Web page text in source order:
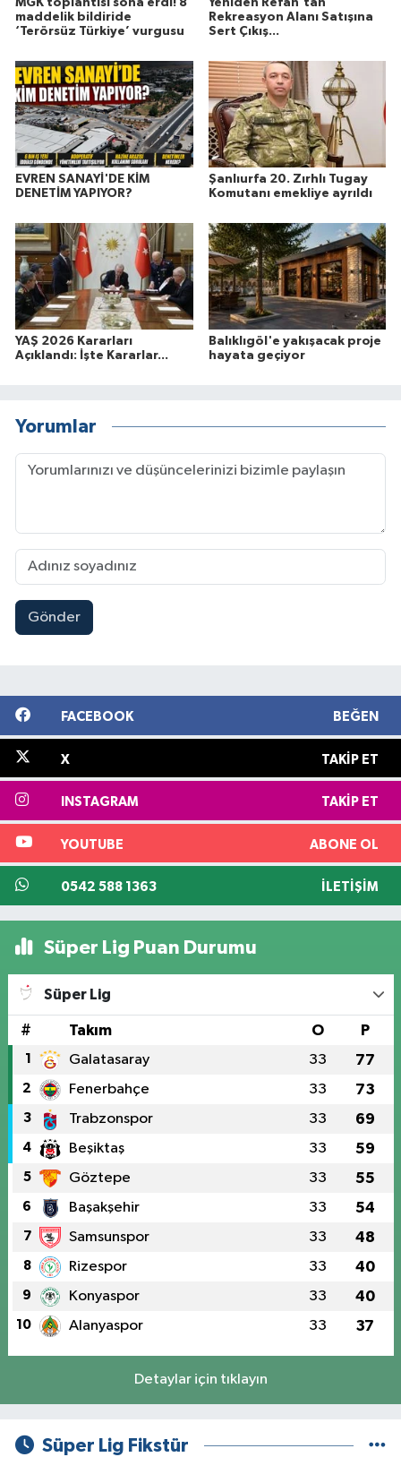
MGK toplantısı sona erdi! 8
maddelik bildiride
‘Terörsüz Türkiye’ vurgusu
Yeniden Refah'tan
Rekreasyon Alanı Satışına
Sert Çıkış...
EVREN SANAYİ'DE KİM
DENETİM YAPIYOR?
Şanlıurfa 20. Zırhlı Tugay
Komutanı emekliye ayrıldı
YAŞ 2026 Kararları
Açıklandı: İşte Kararlar...
Balıklıgöl'e yakışacak proje
hayata geçiyor
Yorumlar
Gönder
FACEBOOK BEĞEN
X TAKIP ET
INSTAGRAM TAKIP ET
YOUTUBE ABONE OL
0542 588 1363 İLETIŞIM
Süper Lig Puan Durumu
Süper Lig
# Takım O P
1 Galatasaray 33 77
2 Fenerbahçe 33 73
3 Trabzonspor 33 69
4 Beşiktaş 33 59
5 Göztepe 33 55
6 Başakşehir 33 54
7 Samsunspor 33 48
8 Rizespor 33 40
9 Konyaspor 33 40
10 Alanyaspor 33 37
Detaylar için tıklayın
Süper Lig Fikstür